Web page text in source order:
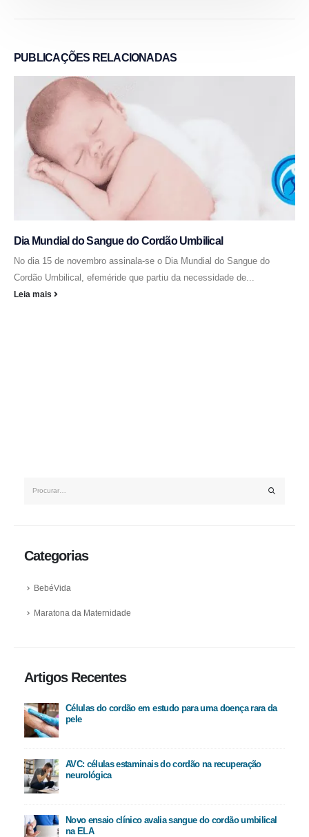
PUBLICAÇÕES RELACIONADAS
Dia Mundial do Sangue do Cordão Umbilical
No dia 15 de novembro assinala-se o Dia Mundial do Sangue do
Cordão Umbilical, efeméride que partiu da necessidade de...
Leia mais
Categorias
BebéVida
Maratona da Maternidade
Artigos Recentes
Células do cordão em estudo para uma doença rara da
pele
AVC: células estaminais do cordão na recuperação
neurológica
Novo ensaio clínico avalia sangue do cordão umbilical
na ELA